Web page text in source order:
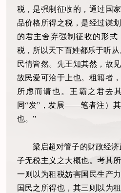
税，是强制征收的，通过国
品价格所得之税，是经过谋
的君主舍弃强制征收的形式
税，所以天下百姓都乐于听从
民情皆然。先王知其然，故
故民爱可洽于上也。租籍者
所虑而请也。王霸之君去
同“发”，发展——笔者注）
也。”
梁启超对管子的财政经
子无税主义之大概也。考其
一则以为租税妨害国民生产
国民之所得也，其三则以为